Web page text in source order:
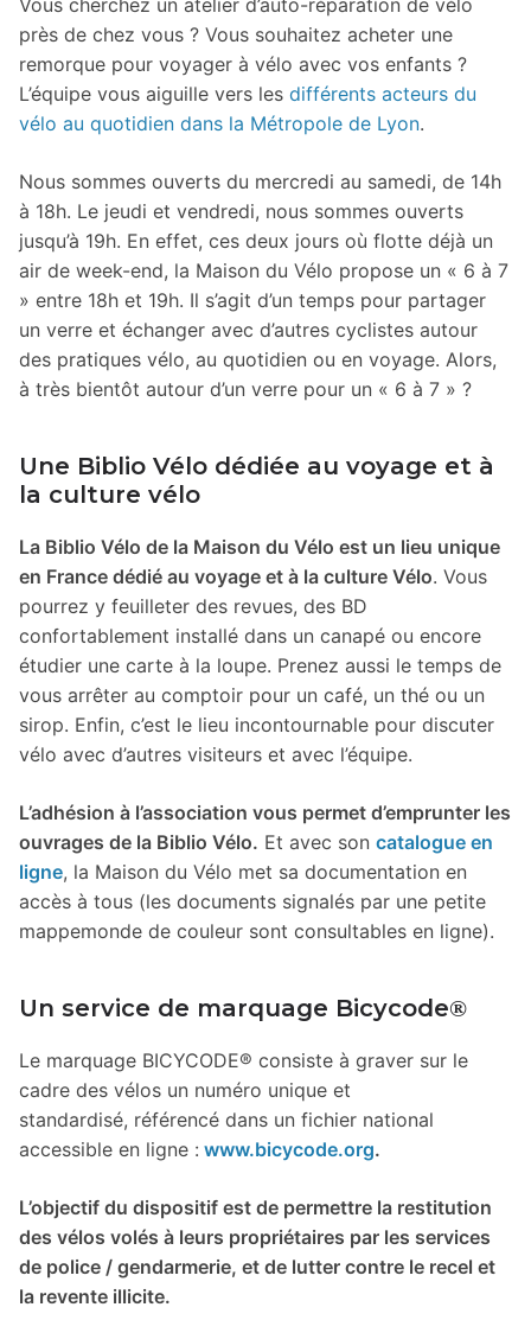
Vous cherchez un atelier d’auto-réparation de vélo
près de chez vous ? Vous souhaitez acheter une
remorque pour voyager à vélo avec vos enfants ?
L’équipe vous aiguille vers les différents acteurs du
vélo au quotidien dans la Métropole de Lyon.
Nous sommes ouverts du mercredi au samedi, de 14h
à 18h. Le jeudi et vendredi, nous sommes ouverts
jusqu’à 19h. En effet, ces deux jours où flotte déjà un
air de week-end, la Maison du Vélo propose un « 6 à 7
» entre 18h et 19h. Il s’agit d’un temps pour partager
un verre et échanger avec d’autres cyclistes autour
des pratiques vélo, au quotidien ou en voyage. Alors,
à très bientôt autour d’un verre pour un « 6 à 7 » ?
Une Biblio Vélo dédiée au voyage et à
la culture vélo
La Biblio Vélo de la Maison du Vélo est un lieu unique
en France dédié au voyage et à la culture Vélo. Vous
pourrez y feuilleter des revues, des BD
confortablement installé dans un canapé ou encore
étudier une carte à la loupe. Prenez aussi le temps de
vous arrêter au comptoir pour un café, un thé ou un
sirop. Enfin, c’est le lieu incontournable pour discuter
vélo avec d’autres visiteurs et avec l’équipe.
L’adhésion à l’association vous permet d’emprunter les
ouvrages de la Biblio Vélo. Et avec son catalogue en
ligne, la Maison du Vélo met sa documentation en
accès à tous (les documents signalés par une petite
mappemonde de couleur sont consultables en ligne).
Un service de marquage Bicycode®
Le marquage BICYCODE® consiste à graver sur le
cadre des vélos un numéro unique et
standardisé, référencé dans un fichier national
accessible en ligne : www.bicycode.org.
L’objectif du dispositif est de permettre la restitution
des vélos volés à leurs propriétaires par les services
de police / gendarmerie, et de lutter contre le recel et
la revente illicite.